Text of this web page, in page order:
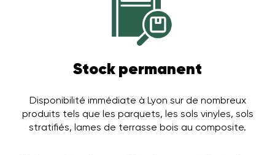
Stock permanent
Disponibilité immédiate à Lyon sur de nombreux
produits tels que les parquets, les sols vinyles, sols
stratifiés, lames de terrasse bois au composite.